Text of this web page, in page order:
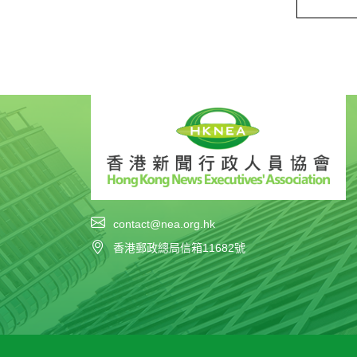
contact@nea.org.hk
香港郵政總局信箱11682號